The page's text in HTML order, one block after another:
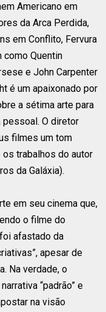
Americano em
da Arca Perdida,
em Conflito, Fervura
como Quentin
e John Carpenter
é um apaixonado por
a sétima arte para
pessoal. O diretor
filmes um tom
trabalhos do autor
da Galáxia).
em seu cinema que,
o filme do
afastado da
apesar de
Na verdade, o
“padrão” e
na visão